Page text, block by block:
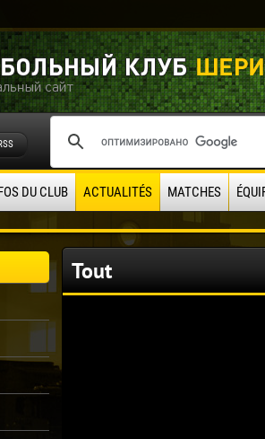
DU CLUB ACTUALITÉS MATCHES
Tout